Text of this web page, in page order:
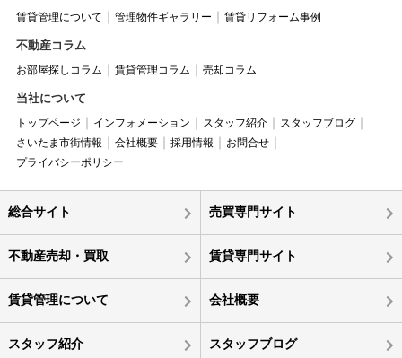
賃貸管理について 管理物件ギャラリー 賃貸リフォーム事例
不動産コラム
お部屋探しコラム 賃貸管理コラム 売却コラム
当社について
トップページ インフォメーション スタッフ紹介
スタッフブログ
さいたま市街情報
会社概要 採用情報
お問合せ
プライバシーポリシー
総合サイト 売買専門サイト
不動産売却・買取 賃貸専門サイト
賃貸管理について 会社概要
スタッフ紹介 スタッフブログ